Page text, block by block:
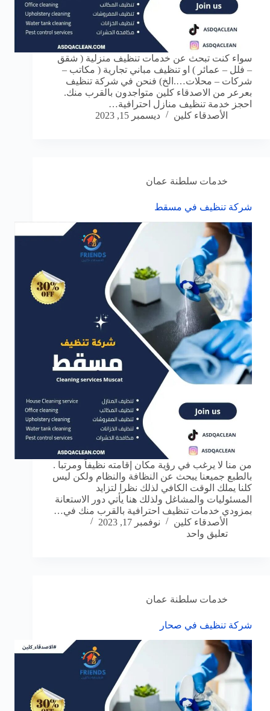
سواء كنت تبحث عن خدمات تنظيف منزلية ( شقق
– فلل – عمائر ) او تنظيف مباني تجارية ( مكاتب –
شركات – محلات….الخ) فنحن في شركة تنظيف
بعرعر من الاصدقاء كلين متواجدون بالقرب منك.
احجز خدمة تنظيف منازل احترافية…
الأصدقاء كلين
ديسمبر 15, 2023
خدمات سلطنة عمان
شركة تنظيف في مسقط
من منا لا يرغب في رؤية مكان إقامته نظيفاً ومرتبا .
بالطبع جميعنا يبحث عن النظافة والنظام ولكن ليس
كلنا يملك الوقت الكافي لذلك نظرا لتزايد
المسئوليات والمشاغل ولذلك هنا يأتي دور الاستعانة
بمزودي خدمات تنظيف احترافية بالقرب منك في…
الأصدقاء كلين
نوفمبر 17, 2023
تعليق واحد
خدمات سلطنة عمان
شركة تنظيف في صحار